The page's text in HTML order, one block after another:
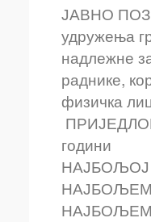
ЈАВНО
удружења
надлежне
раднике,
физичка
години